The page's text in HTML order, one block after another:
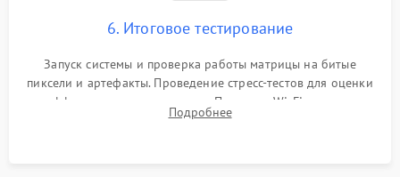
6. Итоговое тестирование
Запуск системы и проверка работы матрицы на битые
пиксели и артефакты. Проведение стресс-тестов для оценки
эффективности охлаждения. Проверка Wi-Fi, камеры,
микрофона и всех портов перед выдачей устройства.
Подробнее